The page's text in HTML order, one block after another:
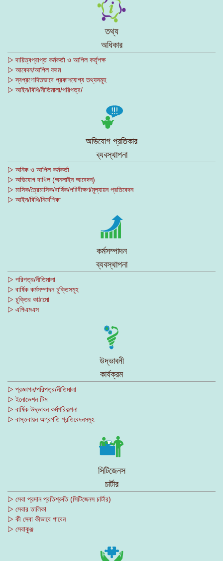
তথ্য
অধিকার
▷ দায়িত্বপ্রাপ্ত কর্মকর্তা ও আপিল কর্তৃপক্ষ
▷ আবেদন/আপিল ফরম
▷ স্বপ্রণোদিতভাবে প্রকাশযোগ্য তথ্যসমূহ
▷ আইন/বিধি/নীতিমালা/পরিপত্র/
অভিযোগ প্রতিকার
ব্যবস্থাপনা
▷ অনিক ও আপিল কর্মকর্তা
▷ অভিযোগ দাখিল (অনলাইন আবেদন)
▷ মাসিক/ত্রৈমাসিক/বার্ষিক/পরিবীক্ষণ/মূল্যায়ন প্রতিবেদন
▷ আইন/বিধি/নির্দেশিকা
কর্মসম্পাদন
ব্যবস্থাপনা
▷ পরিপত্র/নীতিমালা
▷ বার্ষিক কর্মসম্পাদন চুক্তিসমূহ
▷ চুক্তির কাঠামো
▷ এপিএমএস
উদ্ভাবনী
কার্যক্রম
▷ প্রজ্ঞাপন/পরিপত্র/নীতিমালা
▷ ইনোভেশন টিম
▷ বার্ষিক উদ্ভাবন কর্মপরিকল্পনা
▷ বাস্তবায়ন অগ্রগতি প্রতিবেদনসমূহ
সিটিজেনস
চার্টার
▷ সেবা প্রদান প্রতিশ্রুতি (সিটিজেনস চার্টার)
▷ সেবার তালিকা
▷ কী সেবা কীভাবে পাবেন
▷ সেবাকুঞ্জ